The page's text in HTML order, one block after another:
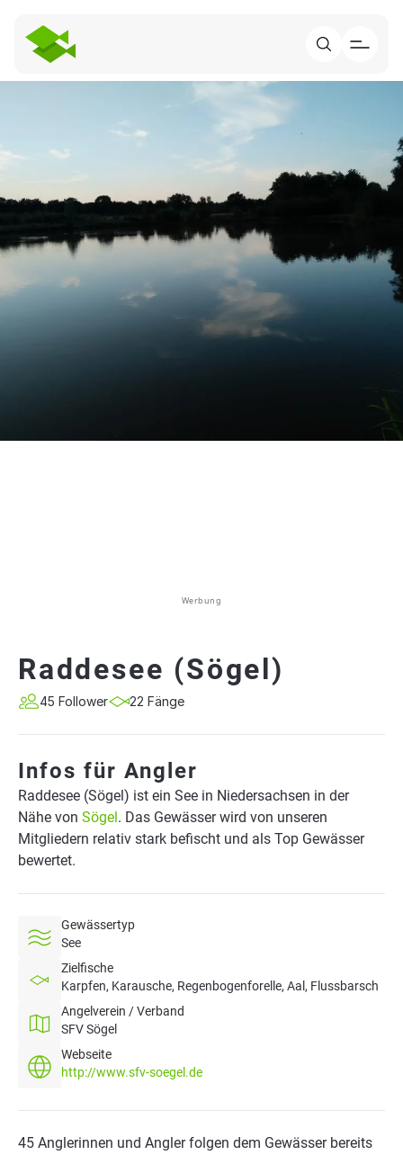
Werbung
Raddesee (Sögel)
45 Follower 22 Fänge
Infos für Angler
Raddesee (Sögel) ist ein See in Niedersachsen in der
Nähe von Sögel. Das Gewässer wird von unseren
Mitgliedern relativ stark befischt und als Top Gewässer
bewertet.
Gewässertyp
See
Zielfische
Karpfen, Karausche, Regenbogenforelle, Aal, Flussbarsch
Angelverein / Verband
SFV Sögel
Webseite
http://www.sfv-soegel.de
45 Anglerinnen und Angler folgen dem Gewässer bereits